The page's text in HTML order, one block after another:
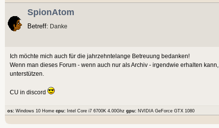
SpionAtom
Betreff: Danke
Ich möchte mich auch für die jahrzehntelange Betreuung bedanken!
Wenn man dieses Forum - wenn auch nur als Archiv - irgendwie erhalten
unterstützen.
CU in discord
os: Windows 10 Home cpu: Intel Core i7 6700K 4.00Ghz gpu: NVIDIA GeForce GTX 1080